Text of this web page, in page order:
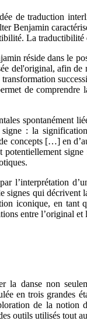
de traduction
Benjamin
La
réside dans le
del'original, afin
de
spontanément
: la
concepts […] en
l’interprétation
signes qui
iconique, en
entre l’original
la danse non
en trois grandes
de la
outils utilisés tout